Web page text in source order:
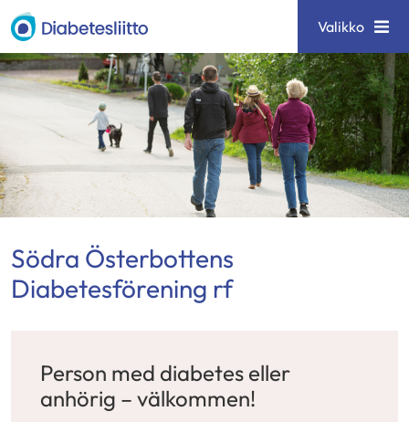
Siirry
sisältöön
Diabetesliitto Valikko
Södra Österbottens
Diabetesförening rf
Person med diabetes eller
anhörig – välkommen!